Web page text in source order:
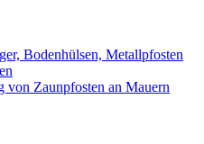
Bodenhülsen, Metallpfosten
von Zaunpfosten an Mauern